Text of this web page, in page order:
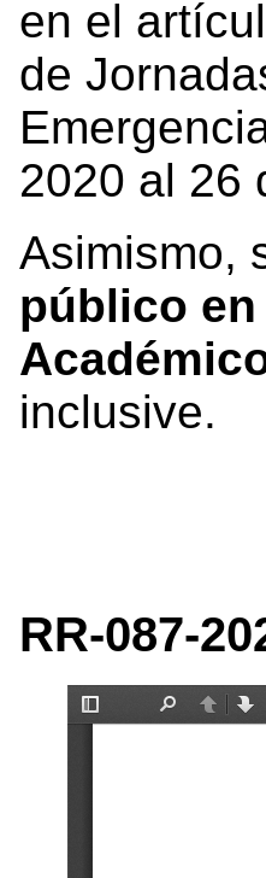
en el
de
2020 al 26
Asimismo,
público
inclusive.
RR-087-